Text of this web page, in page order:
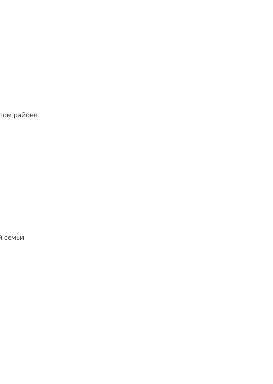
районе.
семьи